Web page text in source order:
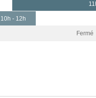
10h - 12h
Fermé